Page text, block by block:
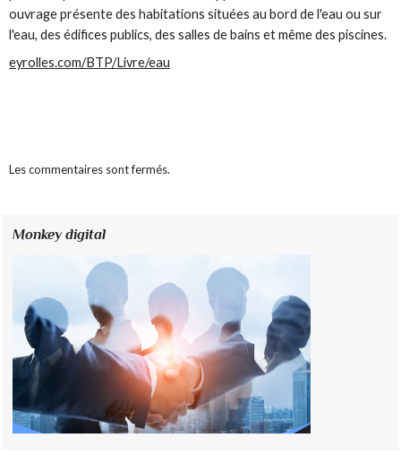
ouvrage présente des habitations situées au bord de l'eau ou sur
l'eau, des édifices publics, des salles de bains et même des piscines.
eyrolles.com/BTP/Livre/eau
Les commentaires sont fermés.
Monkey digital